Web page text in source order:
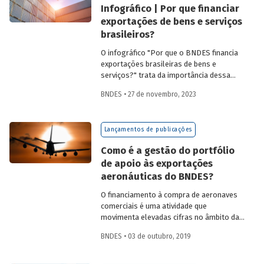
Infográfico | Por que financiar
exportações de bens e serviços
brasileiros?
O infográfico "Por que o BNDES financia
exportações brasileiras de bens e
serviços?" trata da importância dessa
com sistemas públicos de apoio à
sobre a atuação do Banco.
BNDES • 27 de novembro, 2023
Lançamentos de publicações
Como é a gestão do portfólio
de apoio às exportações
aeronáuticas do BNDES?
O financiamento à compra de aeronaves
comerciais é uma atividade que
movimenta elevadas cifras no âmbito das
entregues 1.640 aeronaves novas no
fabricantes com um total de US$ 113.458
BNDES • 03 de outubro, 2019